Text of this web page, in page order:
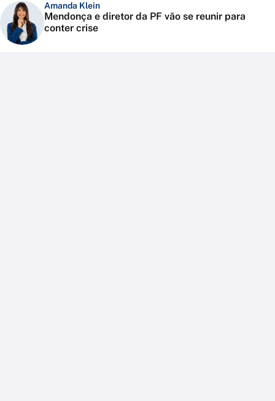
Amanda Klein
Mendonça e diretor da PF vão se reunir para
conter crise